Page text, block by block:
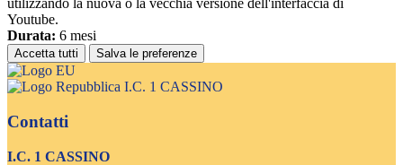
utilizzando la nuova o la vecchia versione dell'interfaccia di
Youtube.
Durata: 6 mesi
Accetta tutti Salva le preferenze
I.C. 1 CASSINO
Contatti
I.C. 1 CASSINO